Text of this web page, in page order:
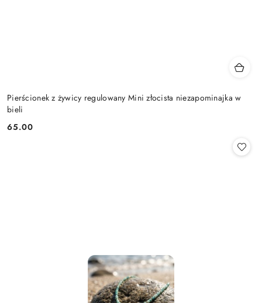
Pierścionek z żywicy regulowany Mini złocista niezapominajka w
bieli
Cena:
65.00